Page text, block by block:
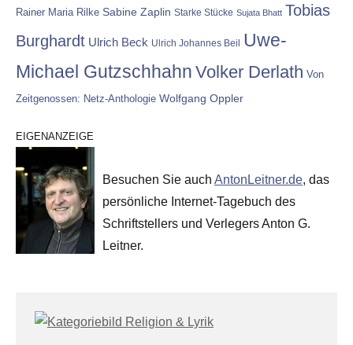
Rainer Maria Rilke Sabine Zaplin Starke Stücke Sujata Bhatt Tobias
Burghardt Ulrich Beck Ulrich Johannes Beil Uwe-
Michael Gutzschhahn Volker Derlath Von
Zeitgenossen: Netz-Anthologie Wolfgang Oppler
EIGENANZEIGE
Besuchen Sie auch AntonLeitner.de, das
persönliche Internet-Tagebuch des
Schriftstellers und Verlegers Anton G.
Leitner.